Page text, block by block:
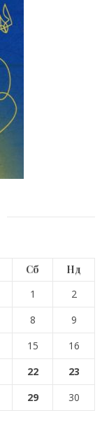
Сб
Нд
1
2
8
9
15
16
22
23
29 30